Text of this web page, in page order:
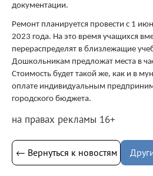
документации.
Ремонт планируется провести с 1
2023 года. На это время учащихся
перераспределят в близлежащие
Дошкольникам предложат места в
Стоимость будет такой же, как и в
оплате индивидуальным
городского бюджета.
на правах рекламы 16+
← Вернуться к новостям